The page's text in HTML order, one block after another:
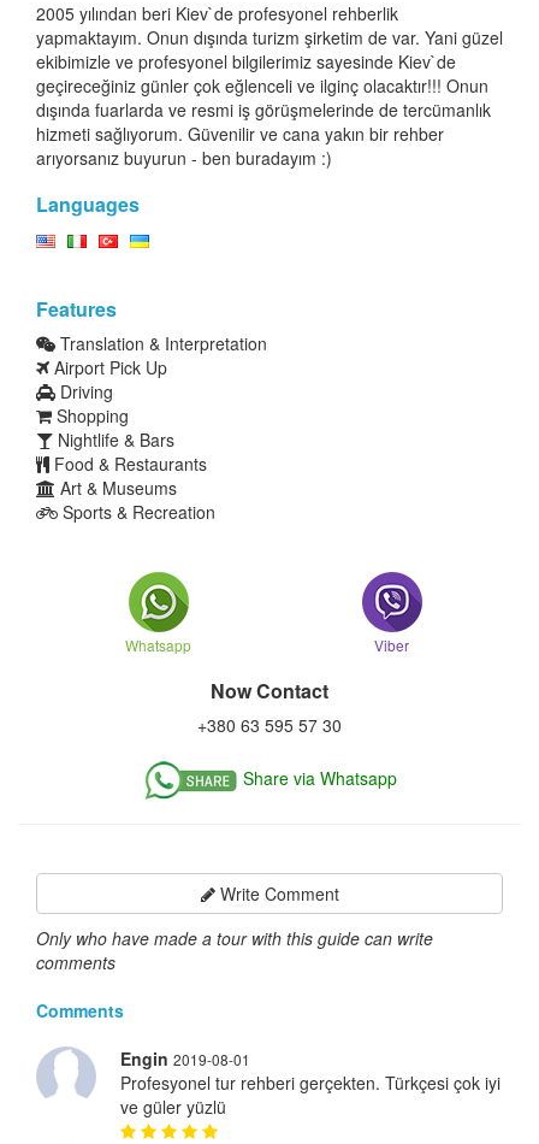
2005 yılından beri Kiev`de profesyonel rehberlik
yapmaktayım. Onun dışında turizm şirketim de var. Yani güzel
ekibimizle ve profesyonel bilgilerimiz sayesinde Kiev`de
geçireceğiniz günler çok eğlenceli ve ilginç olacaktır!!! Onun
dışında fuarlarda ve resmi iş görüşmelerinde de tercümanlık
hizmeti sağlıyorum. Güvenilir ve cana yakın bir rehber
arıyorsanız buyurun - ben buradayım :)
Languages
Features
Translation & Interpretation
Airport Pick Up
Driving
Shopping
Nightlife & Bars
Food & Restaurants
Art & Museums
Sports & Recreation
Whatsapp Viber
Now Contact
+380 63 595 57 30
Share via Whatsapp
Write Comment
Only who have made a tour with this guide can write
comments
Comments
Engin 2019-08-01
Profesyonel tur rehberi gerçekten. Türkçesi çok iyi
ve güler yüzlü